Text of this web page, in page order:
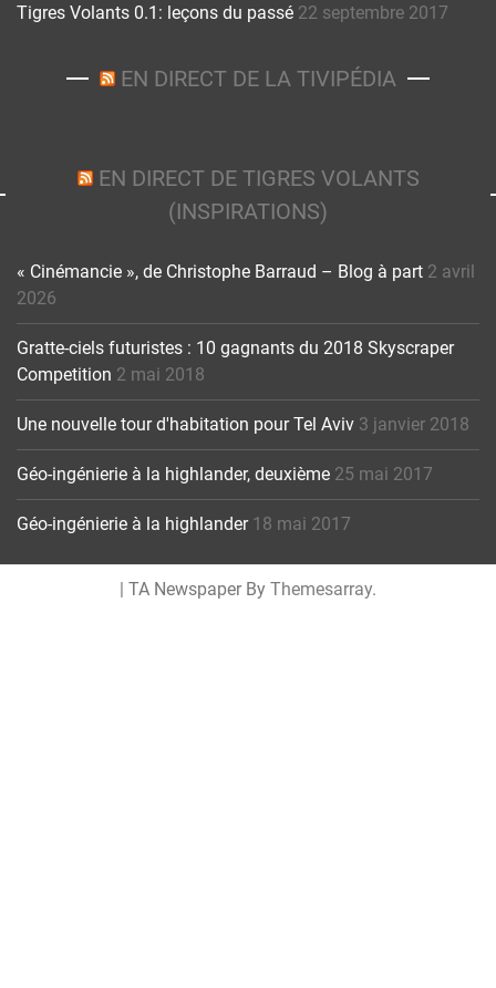
Tigres Volants 0.1: leçons du passé 22 septembre 2017
EN DIRECT DE LA TIVIPÉDIA
EN DIRECT DE TIGRES VOLANTS
(INSPIRATIONS)
« Cinémancie », de Christophe Barraud – Blog à part 2 avril
2026
Gratte-ciels futuristes : 10 gagnants du 2018 Skyscraper
Competition 2 mai 2018
Une nouvelle tour d'habitation pour Tel Aviv 3 janvier 2018
Géo-ingénierie à la highlander, deuxième 25 mai 2017
Géo-ingénierie à la highlander 18 mai 2017
| TA Newspaper By Themesarray.